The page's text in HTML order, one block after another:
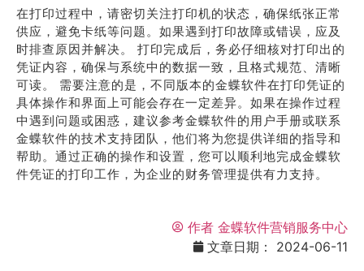
在打印过程中，请密切关注打印机的状态，确保纸张正常
供应，避免卡纸等问题。如果遇到打印故障或错误，应及
时排查原因并解决。 打印完成后，务必仔细核对打印出的
凭证内容，确保与系统中的数据一致，且格式规范、清晰
可读。 需要注意的是，不同版本的金蝶软件在打印凭证的
具体操作和界面上可能会存在一定差异。如果在操作过程
中遇到问题或困惑，建议参考金蝶软件的用户手册或联系
金蝶软件的技术支持团队，他们将为您提供详细的指导和
帮助。通过正确的操作和设置，您可以顺利地完成金蝶软
件凭证的打印工作，为企业的财务管理提供有力支持。
作者 金蝶软件营销服务中心
文章日期：
2024-06-11